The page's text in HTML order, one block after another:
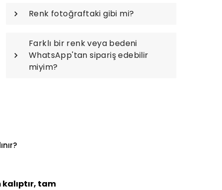
Renk fotoğraftaki gibi mi?
Farklı bir renk veya bedeni
WhatsApp'tan sipariş edebilir
miyim?
tam